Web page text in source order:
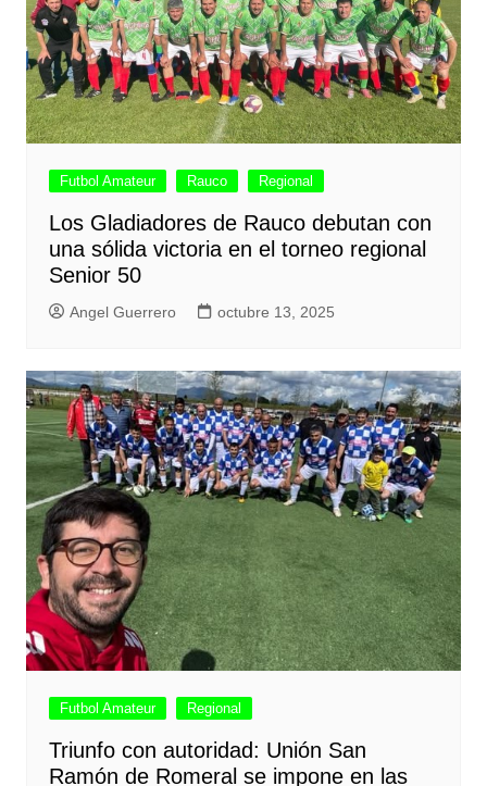
Futbol Amateur Rauco Regional
Los Gladiadores de Rauco debutan con
una sólida victoria en el torneo regional
Senior 50
Angel Guerrero octubre 13, 2025
Futbol Amateur Regional
Triunfo con autoridad: Unión San
Ramón de Romeral se impone en las